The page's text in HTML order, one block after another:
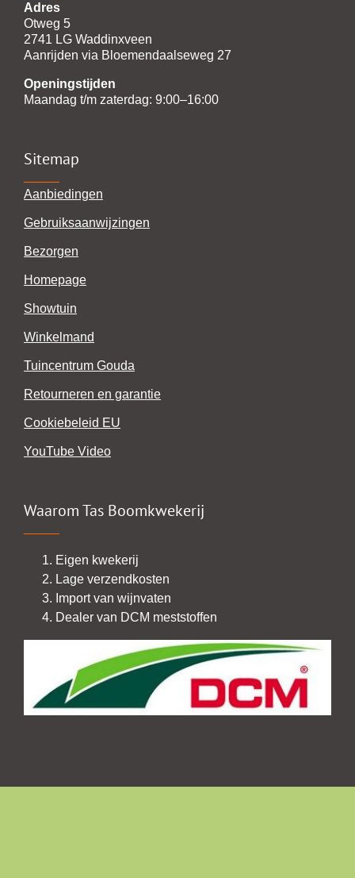
Adres
Otweg 5
2741 LG Waddinxveen
Aanrijden via Bloemendaalseweg 27
Openingstijden
Maandag t/m zaterdag: 9:00–16:00
Sitemap
Aanbiedingen
Gebruiksaanwijzingen
Bezorgen
Homepage
Showtuin
Winkelmand
Tuincentrum Gouda
Retourneren en garantie
Cookiebeleid EU
YouTube Video
Waarom Tas Boomkwekerij
Eigen kwekerij
Lage verzendkosten
Import van wijnvaten
Dealer van DCM meststoffen